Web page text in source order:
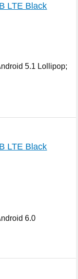
LTE Black
5.1 Lollipop;
LTE Black
6.0